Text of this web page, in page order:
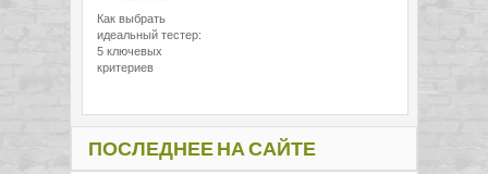
Как выбрать
идеальный тестер:
5 ключевых
критериев
ПОСЛЕДНЕЕ НА САЙТЕ